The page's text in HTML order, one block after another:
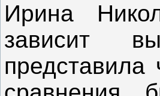
Ирина
зависит
представила